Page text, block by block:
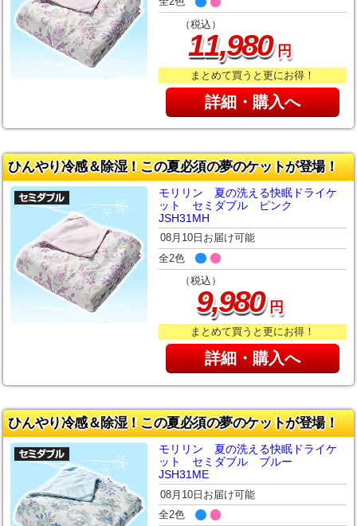
（税込）
11,980円
まとめて買うと更にお得！
詳細・購入へ
ひんやり冷感＆除湿！この夏必須の夢のケットが登場！
モリリン 夏の洗える快眠ドライケ
ット セミダブル ピンク
JSH31MH
08月10日お届け可能
全2色
（税込）
9,980円
まとめて買うと更にお得！
詳細・購入へ
ひんやり冷感＆除湿！この夏必須の夢のケットが登場！
モリリン 夏の洗える快眠ドライケ
ット セミダブル ブルー
JSH31ME
08月10日お届け可能
全2色